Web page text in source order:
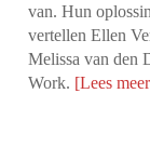
van. Hun
vertellen Ellen
Melissa van den
Work. [Lees